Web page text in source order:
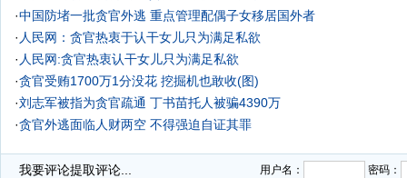
·中国防堵一批贪官外逃 重点管理配偶子女移居国外者
· 人民网：贪官热衷于认干女儿只为满足私欲
· 人民网:贪官热衷认干女儿只为满足私欲
·贪官受贿1700万1分没花 挖掘机也敢收(图)
·刘志军被指为贪官疏通 丁书苗托人被骗4390万
·贪官外逃面临人财两空 不得强迫自证其罪
我要评论提取评论... 用户名： 密码：